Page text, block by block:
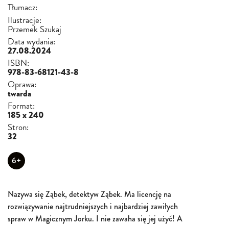
Tłumacz:
Ilustracje:
Przemek Szukaj
Data wydania:
27.08.2024
ISBN:
978-83-68121-43-8
Oprawa:
twarda
Format:
185 x 240
Stron:
32
6+
Nazywa się Ząbek, detektyw Ząbek. Ma licencję na
rozwiązywanie najtrudniejszych i najbardziej zawiłych
spraw w Magicznym Jorku. I nie zawaha się jej użyć! A